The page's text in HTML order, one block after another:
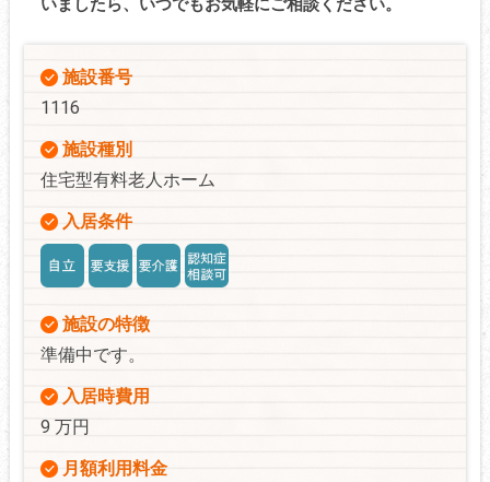
いましたら、いつでもお気軽にご相談ください。
施設番号
1116
施設種別
住宅型有料老人ホーム
入居条件
施設の特徴
準備中です。
入居時費用
9 万円
月額利用料金